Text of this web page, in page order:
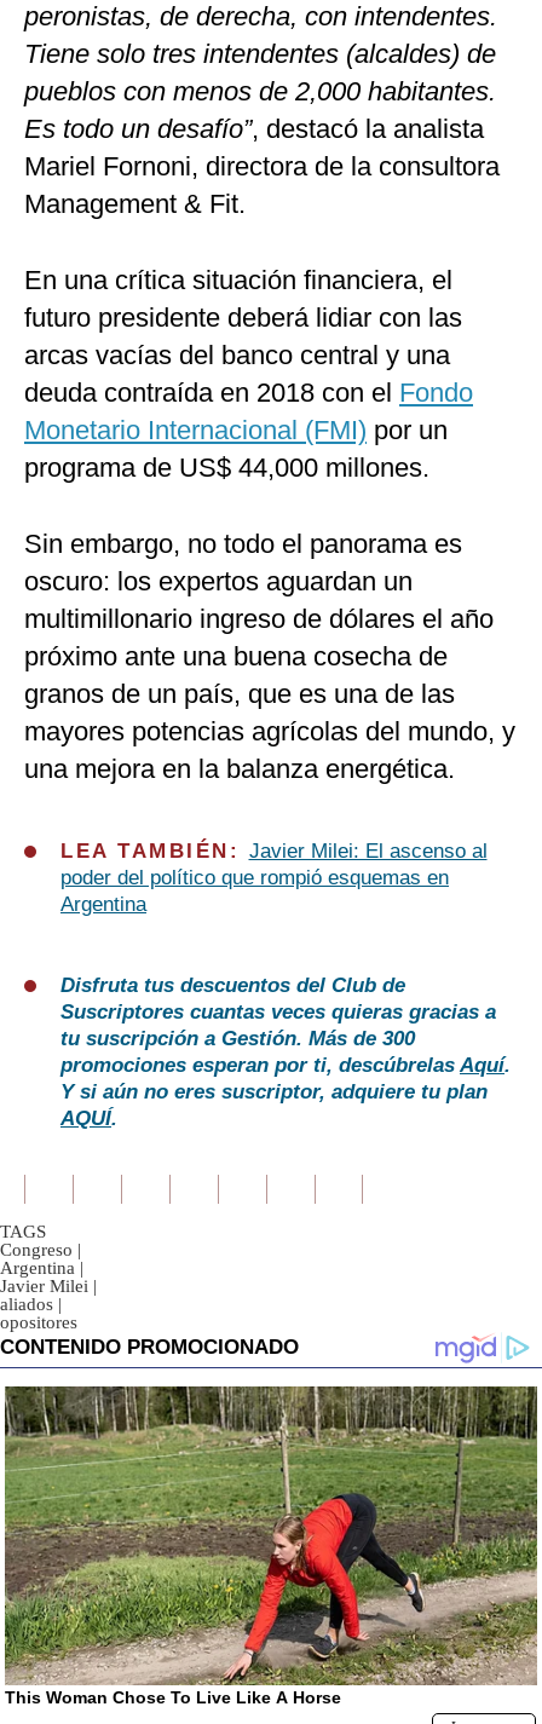
peronistas, de derecha, con intendentes.
Tiene solo tres intendentes (alcaldes) de
pueblos con menos de 2,000 habitantes.
Es todo un desafío”, destacó la analista
Mariel Fornoni, directora de la consultora
Management & Fit.
En una crítica situación financiera, el
futuro presidente deberá lidiar con las
arcas vacías del banco central y una
deuda contraída en 2018 con el Fondo
Monetario Internacional (FMI) por un
programa de US$ 44,000 millones.
Sin embargo, no todo el panorama es
oscuro: los expertos aguardan un
multimillonario ingreso de dólares el año
próximo ante una buena cosecha de
granos de un país, que es una de las
mayores potencias agrícolas del mundo, y
una mejora en la balanza energética.
LEA TAMBIÉN: Javier Milei: El ascenso al
poder del político que rompió esquemas en
Argentina
Disfruta tus descuentos del Club de
Suscriptores cuantas veces quieras gracias a
tu suscripción a Gestión. Más de 300
promociones esperan por ti, descúbrelasAquí.
Y si aún no eres suscriptor, adquiere tu plan
AQUÍ.
TAGS
Congreso |
Argentina |
Javier Milei |
aliados |
opositores